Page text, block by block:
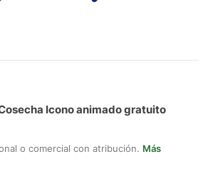
Icono animado gratuito
o comercial con atribución. Más